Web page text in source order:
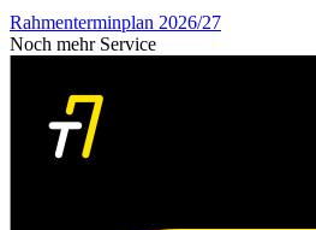
Rahmenterminplan 2026/27
Noch mehr Service